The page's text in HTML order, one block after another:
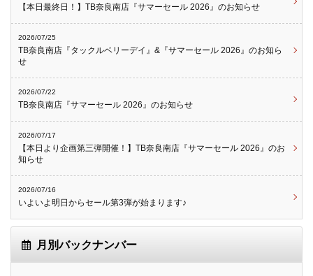
【本日最終日！】TB奈良南店『サマーセール 2026』のお知らせ
2026/07/25
TB奈良南店『タックルベリーデイ』&『サマーセール 2026』のお知ら
せ
2026/07/22
TB奈良南店『サマーセール 2026』のお知らせ
2026/07/17
【本日より企画第三弾開催！】TB奈良南店『サマーセール 2026』のお
知らせ
2026/07/16
いよいよ明日からセール第3弾が始まります♪
月別バックナンバー